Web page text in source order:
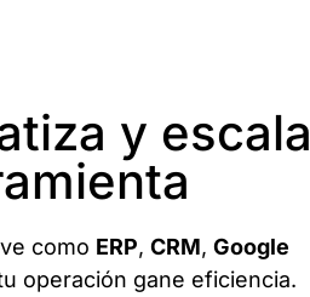
y escala
como ERP, CRM, Google
operación gane eficiencia.